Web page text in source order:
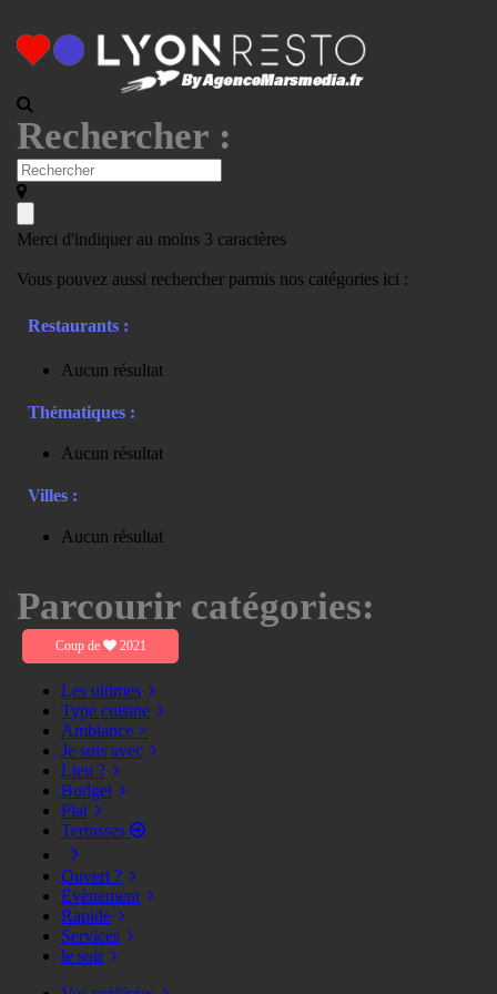
Rechercher :
Merci d'indiquer au moins 3 caractères
Vous pouvez aussi rechercher parmis nos catégories ici :
Restaurants :
Aucun résultat
Thématiques :
Aucun résultat
Villes :
Aucun résultat
Parcourir catégories:
Coup de 2021
Les ultimes
Type cuisine
Ambiance >
Je suis avec
Lieu ?
Budget
Plat
Terrasses
Ouvert ?
Evènement
Rapide
Services
le soir